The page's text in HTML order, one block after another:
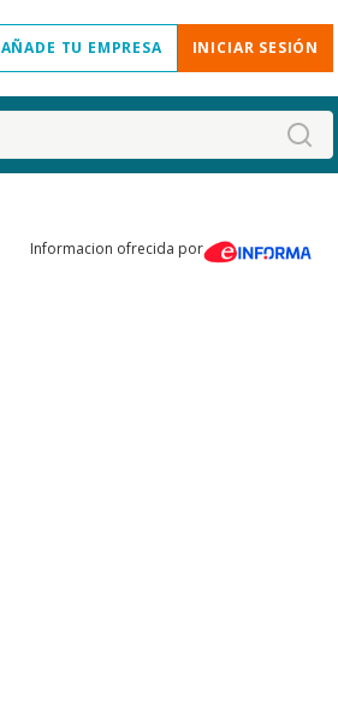
AÑADE TU EMPRESA INICIAR SESIÓN
Informacion ofrecida por